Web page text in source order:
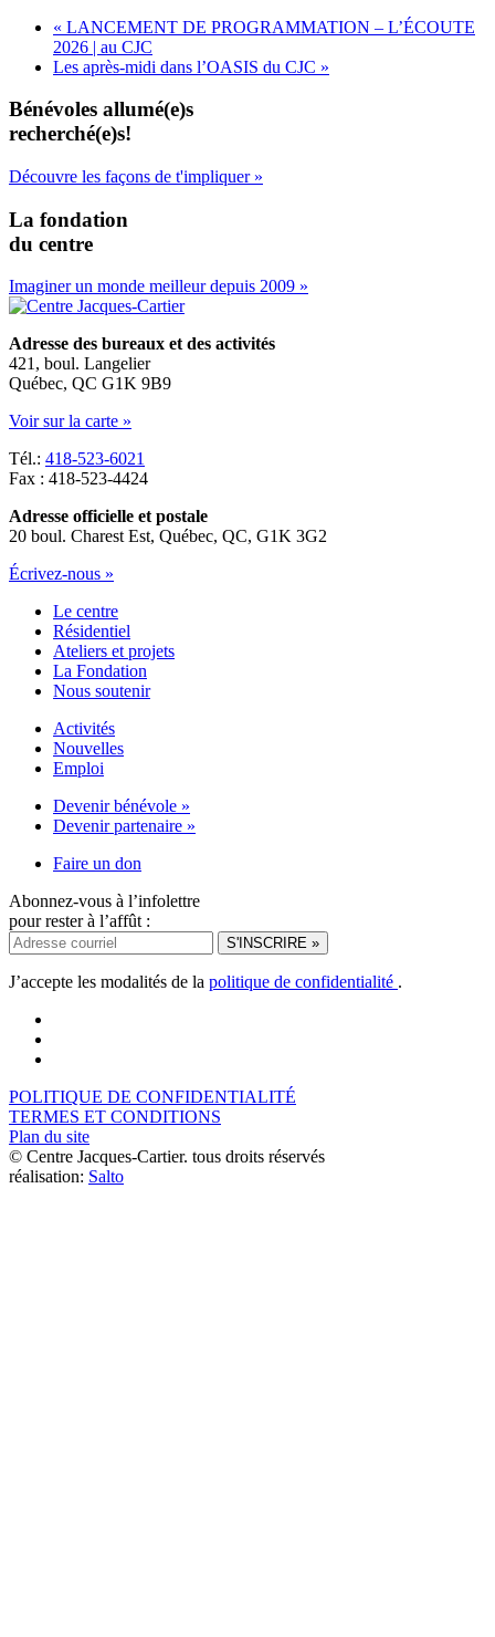
« LANCEMENT DE PROGRAMMATION – L’ÉCOUTE
2026 | au CJC
Les après-midi dans l’OASIS du CJC »
Bénévoles allumé(e)s
recherché(e)s!
Découvre les façons de t'impliquer »
La fondation
du centre
Imaginer un monde meilleur depuis 2009 »
Adresse des bureaux et des activités
421, boul. Langelier
Québec, QC G1K 9B9
Voir sur la carte »
Tél.: 418-523-6021
Fax : 418-523-4424
Adresse officielle et postale
20 boul. Charest Est, Québec, QC, G1K 3G2
Écrivez-nous »
Le centre
Résidentiel
Ateliers et projets
La Fondation
Nous soutenir
Activités
Nouvelles
Emploi
Devenir bénévole »
Devenir partenaire »
Faire un don
Abonnez-vous à l’infolettre
pour rester à l’affût :
J’accepte les modalités de la politique de confidentialité .
POLITIQUE DE CONFIDENTIALITÉ
TERMES ET CONDITIONS
Plan du site
© Centre Jacques-Cartier. tous droits réservés
réalisation: Salto